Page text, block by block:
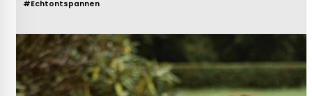
#Echtontspannen